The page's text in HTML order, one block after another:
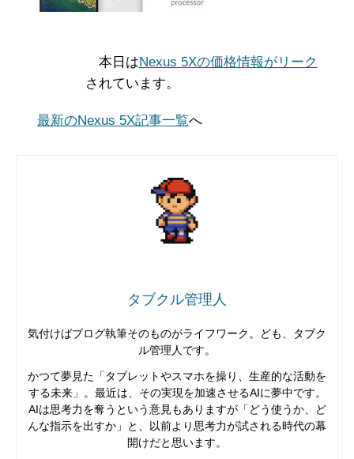
本日はNexus 5Xの価格情報がリーク
されています。
最新のNexus 5X記事一覧へ
タブクル管理人
気付けばブログ執筆そのものがライフワーク。ども、タブク
ル管理人です。
かつて夢見た「タブレットやスマホを操り、生産的な活動を
する未来」。最近は、その実現を加速させるAIに夢中です。
AIは思考力を奪うという意見もありますが「どう使うか、ど
んな指示を出すか」と、以前より思考力が試される時代の幕
開けだと思います。